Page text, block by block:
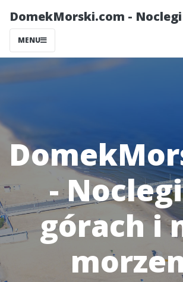
DomekMorski.com -
MENU
-
górach i